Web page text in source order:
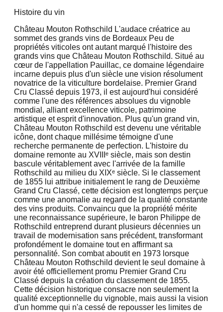
Histoire du vin
Château Mouton Rothschild L'audace créatrice au
sommet des grands vins de Bordeaux Peu de
propriétés viticoles ont autant marqué l'histoire des
grands vins que Château Mouton Rothschild. Situé au
cœur de l'appellation Pauillac, ce domaine légendaire
incarne depuis plus d'un siècle une vision résolument
novatrice de la viticulture bordelaise. Premier Grand
Cru Classé depuis 1973, il est aujourd'hui considéré
comme l'une des références absolues du vignoble
mondial, alliant excellence viticole, patrimoine
artistique et esprit d'innovation. Plus qu'un grand vin,
Château Mouton Rothschild est devenu une véritable
icône, dont chaque millésime témoigne d'une
recherche permanente de perfection. L'histoire du
domaine remonte au XVIIIᵉ siècle, mais son destin
bascule véritablement avec l'arrivée de la famille
Rothschild au milieu du XIXᵉ siècle. Si le classement
de 1855 lui attribue initialement le rang de Deuxième
Grand Cru Classé, cette décision est longtemps perçue
comme une anomalie au regard de la qualité constante
des vins produits. Convaincu que la propriété mérite
une reconnaissance supérieure, le baron Philippe de
Rothschild entreprend durant plusieurs décennies un
travail de modernisation sans précédent, transformant
profondément le domaine tout en affirmant sa
personnalité. Son combat aboutit en 1973 lorsque
Château Mouton Rothschild devient le seul domaine à
avoir été officiellement promu Premier Grand Cru
Classé depuis la création du classement de 1855.
Cette décision historique consacre non seulement la
qualité exceptionnelle du vignoble, mais aussi la vision
d'un homme qui n'a cessé de repousser les limites de